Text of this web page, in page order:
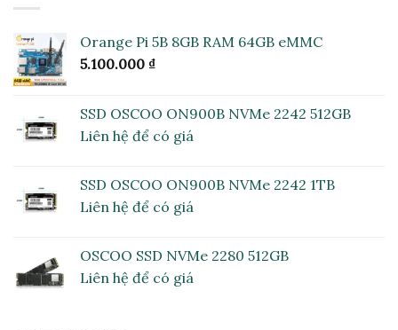
Orange Pi 5B 8GB RAM 64GB eMMC
5.100.000 ₫
SSD OSCOO ON900B NVMe 2242 512GB
Liên hệ để có giá
SSD OSCOO ON900B NVMe 2242 1TB
Liên hệ để có giá
OSCOO SSD NVMe 2280 512GB
Liên hệ để có giá